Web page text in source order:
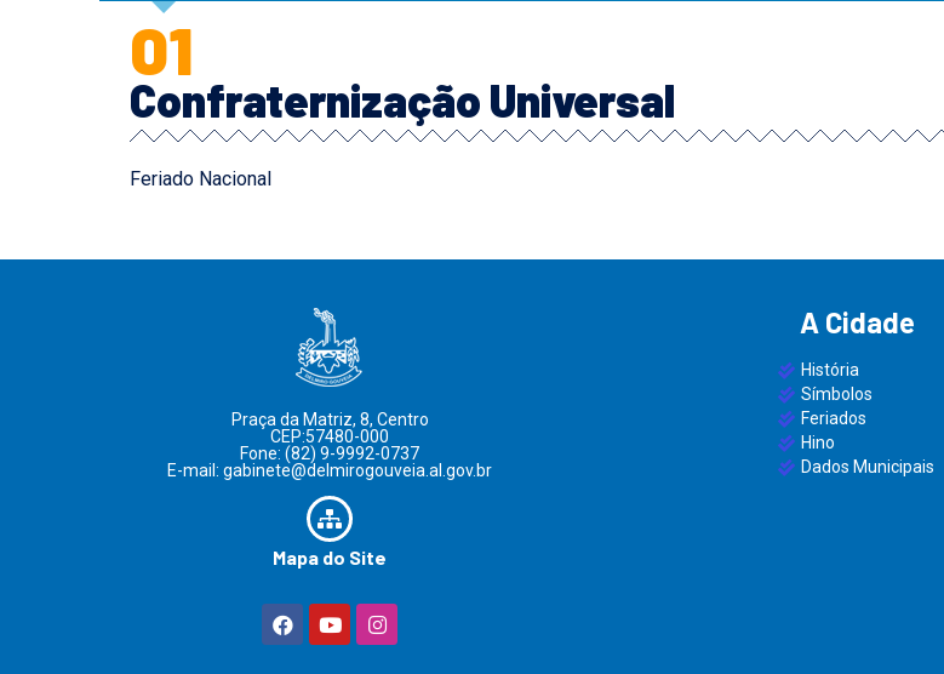
01
Confraternização Universal
Feriado Nacional
Praça da Matriz, 8, Centro
CEP:57480-000
Fone: (82) 9-9992-0737
E-mail: gabinete@delmirogouveia.al.gov.br
Mapa do Site
A Cidade
História
Símbolos
Feriados
Hino
Dados Municipais